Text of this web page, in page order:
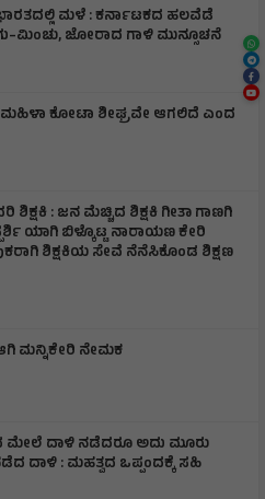
ಮಳೆ : ಕರ್ನಾಟಕದ ಹಲವೆಡೆ
ಜೋರಾದ ಗಾಳಿ ಮುನ್ಸೂಚನೆ
ಕೋಟಾ ಶೀಘ್ರವೇ ಆಗಲಿದೆ ಎಂದ
: ಜನ ಮೆಚ್ಚಿದ ಶಿಕ್ಷಕಿ ಗೀತಾ ಗಾಣಗಿ
ಯಾಗಿ ಬಿಳ್ಕೊಟ್ಟ ನಾರಾಯಣ ಕೇರಿ
ಶಿಕ್ಷಕಿಯ ಸೇವೆ ನೆನೆಸಿಕೊಂಡ ಶಿಕ್ಷಣ
ಮನ್ನಿಕೇರಿ ನೇಮಕ
ಮೇಲೆ ದಾಳಿ ನಡೆದರೂ ಅದು ಮೂರು
ದಾಳಿ : ಮಹತ್ವದ ಒಪ್ಪಂದಕ್ಕೆ ಸಹಿ